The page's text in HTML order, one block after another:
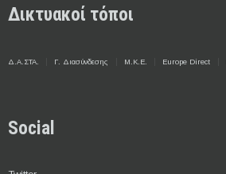
Δικτυακοί τόποι
Δ.Α.ΣΤΑ. Γ. Διασύνδεσης Μ.Κ.Ε. Europe Direct
Social